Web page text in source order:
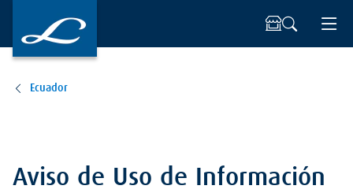
Ecuador
Aviso de Uso de Información